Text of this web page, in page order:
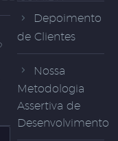
Depoimento
de Clientes
Nossa
Metodologia
Assertiva de
Desenvolvimento